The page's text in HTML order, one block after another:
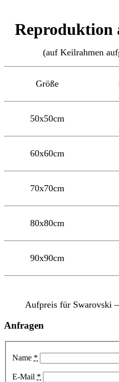
Reproduktion
(auf Keilrahmen
Größe
50x50cm
60x60cm
70x70cm
80x80cm
90x90cm
Aufpreis für Swarovski
Anfragen
Name *
E-Mail *